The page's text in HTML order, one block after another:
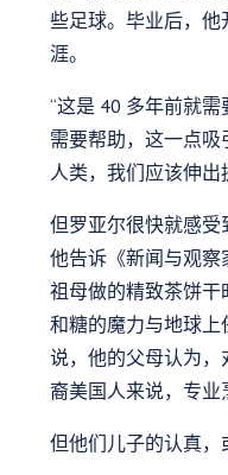
些足球。毕业后，
涯。
“这是 40 多年前就需
需要帮助，这一点
人类，我们应该伸出
但罗亚尔很快就感受
他告诉《新闻与观
祖母做的精致茶饼
和糖的魔力与地球
说，他的父母认为
裔美国人来说，专业
但他们儿子的认真，